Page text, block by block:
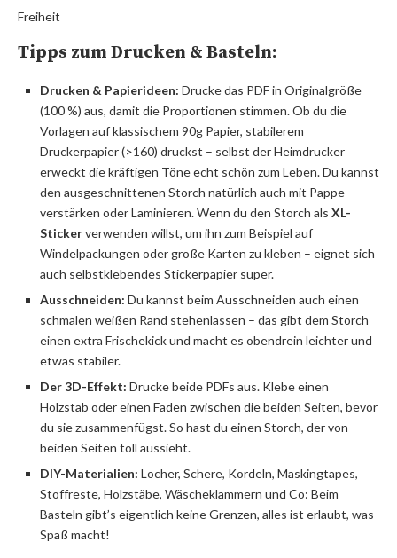
Freiheit
Tipps zum Drucken & Basteln:
Drucken & Papierideen: Drucke das PDF in Originalgröße
(100 %) aus, damit die Proportionen stimmen. Ob du die
Vorlagen auf klassischem 90g Papier, stabilerem
Druckerpapier (>160) druckst – selbst der Heimdrucker
erweckt die kräftigen Töne echt schön zum Leben. Du kannst
den ausgeschnittenen Storch natürlich auch mit Pappe
verstärken oder Laminieren. Wenn du den Storch als XL-
Stickerverwenden willst, um ihn zum Beispiel auf
Windelpackungen oder große Karten zu kleben – eignet sich
auch selbstklebendes Stickerpapier super.
Ausschneiden: Du kannst beim Ausschneiden auch einen
schmalen weißen Rand stehenlassen – das gibt dem Storch
einen extra Frischekick und macht es obendrein leichter und
etwas stabiler.
Der 3D-Effekt: Drucke beide PDFs aus. Klebe einen
Holzstab oder einen Faden zwischen die beiden Seiten, bevor
du sie zusammenfügst. So hast du einen Storch, der von
beiden Seiten toll aussieht.
DIY-Materialien: Locher, Schere, Kordeln, Maskingtapes,
Stoffreste, Holzstäbe, Wäscheklammern und Co: Beim
Basteln gibt’s eigentlich keine Grenzen, alles ist erlaubt, was
Spaß macht!